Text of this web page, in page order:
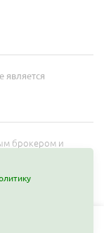
брокером и
условия услуг